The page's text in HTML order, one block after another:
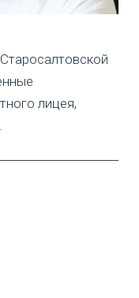
лицея,